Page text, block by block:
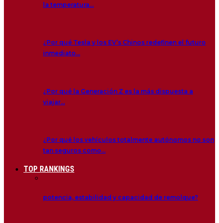
la temperatura…
¿Por qué Tesla y los EV’s Chinos redefinen el futuro
inmediato…
¿Por qué la Generación Z es la más dispuesta a
viajar…
¿Por qué los vehículos totalmente autónomos no son
tan seguros como…
TOP RANKINGS
potencia, estabilidad y capacidad de remolque?